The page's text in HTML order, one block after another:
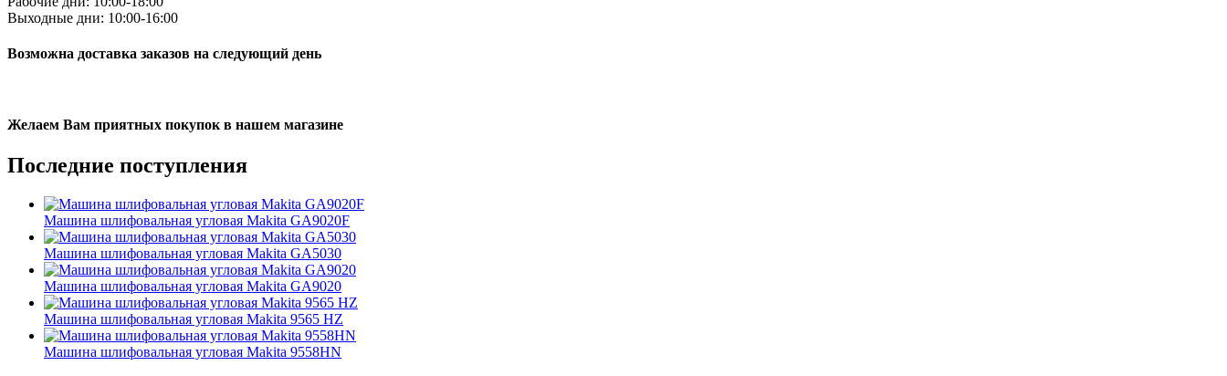
Выходные дни: 10:00-16:00
Возможна доставка заказов на следующий день
Желаем Вам приятных покупок в нашем магазине
Последние поступления
Машина шлифовальная угловая Makita GA9020F
Машина шлифовальная угловая Makita GA5030
Машина шлифовальная угловая Makita GA9020
Машина шлифовальная угловая Makita 9565 HZ
Машина шлифовальная угловая Makita 9558HN